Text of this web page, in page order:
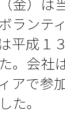
ランテ
平成１
。会社
アで参
た。